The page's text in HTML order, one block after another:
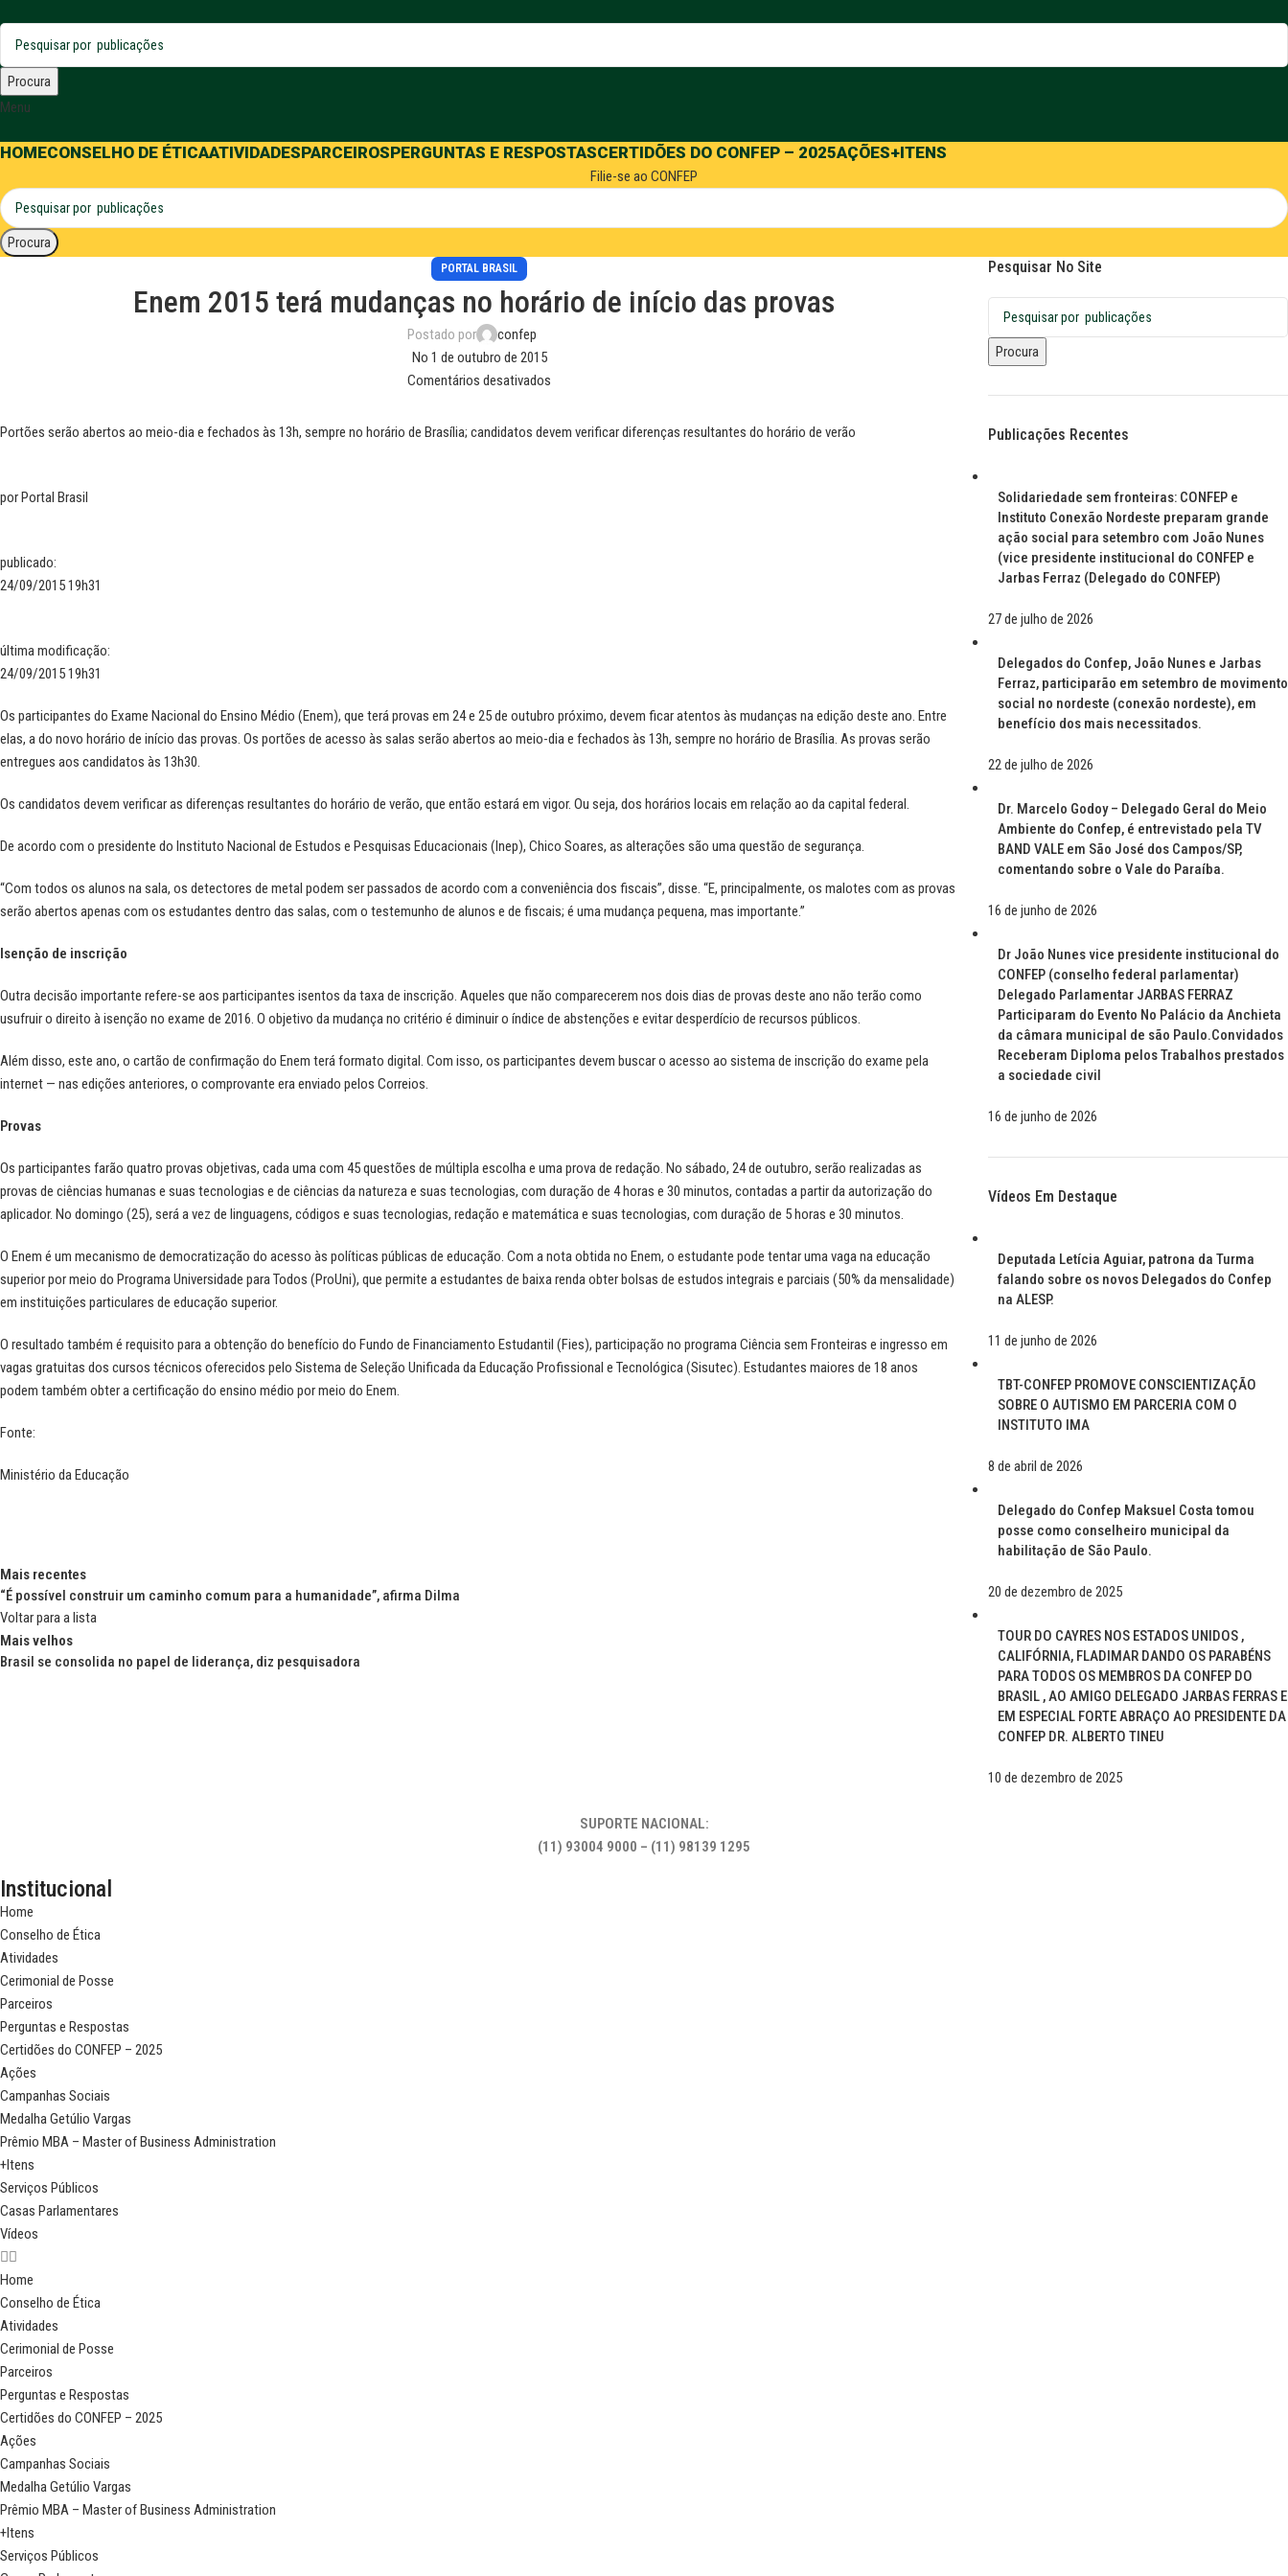
Procura
Menu
HOMECONSELHO DE ÉTICAATIVIDADESPARCEIROSPERGUNTAS E RESPOSTASCERTIDÕES DO CONFEP – 2025AÇÕES+ITENS
Filie-se ao CONFEP
Procura
PORTAL BRASIL
Enem 2015 terá mudanças no horário de início das provas
Postado por
confep
No 1 de outubro de 2015
Comentários desativados
Portões serão abertos ao meio-dia e fechados às 13h, sempre no horário de Brasília; candidatos devem verificar diferenças resultantes do horário de verão
porPortal Brasil
publicado:
24/09/2015 19h31
última modificação:
24/09/2015 19h31
Os participantes do Exame Nacional do Ensino Médio (Enem), que terá provas em 24 e 25 de outubro próximo, devem ficar atentos às mudanças na edição deste ano. Entre
elas, a do novo horário de início das provas. Os portões de acesso às salas serão abertos ao meio-dia e fechados às 13h, sempre no horário de Brasília. As provas serão
entregues aos candidatos às 13h30.
Os candidatos devem verificar as diferenças resultantes do horário de verão, que então estará em vigor. Ou seja, dos horários locais em relação ao da capital federal.
De acordo com o presidente do Instituto Nacional de Estudos e Pesquisas Educacionais (Inep), Chico Soares, as alterações são uma questão de segurança.
“Com todos os alunos na sala, os detectores de metal podem ser passados de acordo com a conveniência dos fiscais”, disse. “E, principalmente, os malotes com as provas
serão abertos apenas com os estudantes dentro das salas, com o testemunho de alunos e de fiscais; é uma mudança pequena, mas importante.”
Isenção de inscrição
Outra decisão importante refere-se aos participantes isentos da taxa de inscrição. Aqueles que não comparecerem nos dois dias de provas deste ano não terão como
usufruir o direito à isenção no exame de 2016. O objetivo da mudança no critério é diminuir o índice de abstenções e evitar desperdício de recursos públicos.
Além disso, este ano, o cartão de confirmação do Enem terá formato digital. Com isso, os participantes devem buscar o acesso ao sistema de inscrição do exame pela
internet — nas edições anteriores, o comprovante era enviado pelos Correios.
Provas
Os participantes farão quatro provas objetivas, cada uma com 45 questões de múltipla escolha e uma prova de redação. No sábado, 24 de outubro, serão realizadas as
provas de ciências humanas e suas tecnologias e de ciências da natureza e suas tecnologias, com duração de 4 horas e 30 minutos, contadas a partir da autorização do
aplicador. No domingo (25), será a vez de linguagens, códigos e suas tecnologias, redação e matemática e suas tecnologias, com duração de 5 horas e 30 minutos.
O Enem é um mecanismo de democratização do acesso às políticas públicas de educação. Com a nota obtida no Enem, o estudante pode tentar uma vaga na educação
superior por meio do Programa Universidade para Todos (ProUni), que permite a estudantes de baixa renda obter bolsas de estudos integrais e parciais (50% da mensalidade)
em instituições particulares de educação superior.
O resultado também é requisito para a obtenção do benefício do Fundo de Financiamento Estudantil (Fies), participação no programa Ciência sem Fronteiras e ingresso em
vagas gratuitas dos cursos técnicos oferecidos pelo Sistema de Seleção Unificada da Educação Profissional e Tecnológica (Sisutec). Estudantes maiores de 18 anos
podem também obter a certificação do ensino médio por meio do Enem.
Fonte:
Ministério da Educação
Mais recentes
“É possível construir um caminho comum para a humanidade”, afirma Dilma
Voltar para a lista
Mais velhos
Brasil se consolida no papel de liderança, diz pesquisadora
Pesquisar No Site
Procura
Publicações Recentes
Solidariedade sem fronteiras: CONFEP e
Instituto Conexão Nordeste preparam grande
ação social para setembro com João Nunes
(vice presidente institucional do CONFEP e
Jarbas Ferraz (Delegado do CONFEP)
27 de julho de 2026
Delegados do Confep, João Nunes e Jarbas
Ferraz, participarão em setembro de movimento
social no nordeste (conexão nordeste), em
benefício dos mais necessitados.
22 de julho de 2026
Dr. Marcelo Godoy – Delegado Geral do Meio
Ambiente do Confep, é entrevistado pela TV
BAND VALE em São José dos Campos/SP,
comentando sobre o Vale do Paraíba.
16 de junho de 2026
Dr João Nunes vice presidente institucional do
CONFEP (conselho federal parlamentar)
Delegado Parlamentar JARBAS FERRAZ
Participaram do Evento No Palácio da Anchieta
da câmara municipal de são Paulo.Convidados
Receberam Diploma pelos Trabalhos prestados
a sociedade civil
16 de junho de 2026
Vídeos Em Destaque
Deputada Letícia Aguiar, patrona da Turma
falando sobre os novos Delegados do Confep
na ALESP.
11 de junho de 2026
TBT-CONFEP PROMOVE CONSCIENTIZAÇÃO
SOBRE O AUTISMO EM PARCERIA COM O
INSTITUTO IMA
8 de abril de 2026
Delegado do Confep Maksuel Costa tomou
posse como conselheiro municipal da
habilitação de São Paulo.
20 de dezembro de 2025
TOUR DO CAYRES NOS ESTADOS UNIDOS ,
CALIFÓRNIA, FLADIMAR DANDO OS PARABÉNS
PARA TODOS OS MEMBROS DA CONFEP DO
BRASIL , AO AMIGO DELEGADO JARBAS FERRAS E
EM ESPECIAL FORTE ABRAÇO AO PRESIDENTE DA
CONFEP DR. ALBERTO TINEU
10 de dezembro de 2025
SUPORTE NACIONAL:
(11) 93004 9000 – (11) 98139 1295
Institucional
Home
Conselho de Ética
Atividades
Cerimonial de Posse
Parceiros
Perguntas e Respostas
Certidões do CONFEP – 2025
Ações
Campanhas Sociais
Medalha Getúlio Vargas
Prêmio MBA – Master of Business Administration
+Itens
Serviços Públicos
Casas Parlamentares
Vídeos
Home
Conselho de Ética
Atividades
Cerimonial de Posse
Parceiros
Perguntas e Respostas
Certidões do CONFEP – 2025
Ações
Campanhas Sociais
Medalha Getúlio Vargas
Prêmio MBA – Master of Business Administration
+Itens
Serviços Públicos